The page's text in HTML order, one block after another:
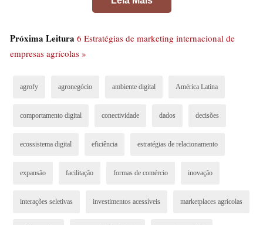
A conectividade digital está encurtando as distâncias
a informações estratégicas de maneira sem precedentes.
O uso do WhatsApp em substituição ao telefone é um
preferência por interações mais seletivas e informadas.
setor, com seu envolvimento nas redes sociais, está
influenciando a forma como as decisões são tomadas.
Uma das principais vantagens oferecidas por este
comércio, como plataformas de venda direta ao
Próxima Leitura 6 Estratégias de marketing internacional de
empresas agrícolas »
agrofy agronegócio ambiente digital América Latina
comportamento digital conectividade dados decisões
ecossistema digital eficiência estratégias de relacionamento
expansão facilitação formas de comércio inovação
interações seletivas investimentos acessíveis marketplaces agrícolas